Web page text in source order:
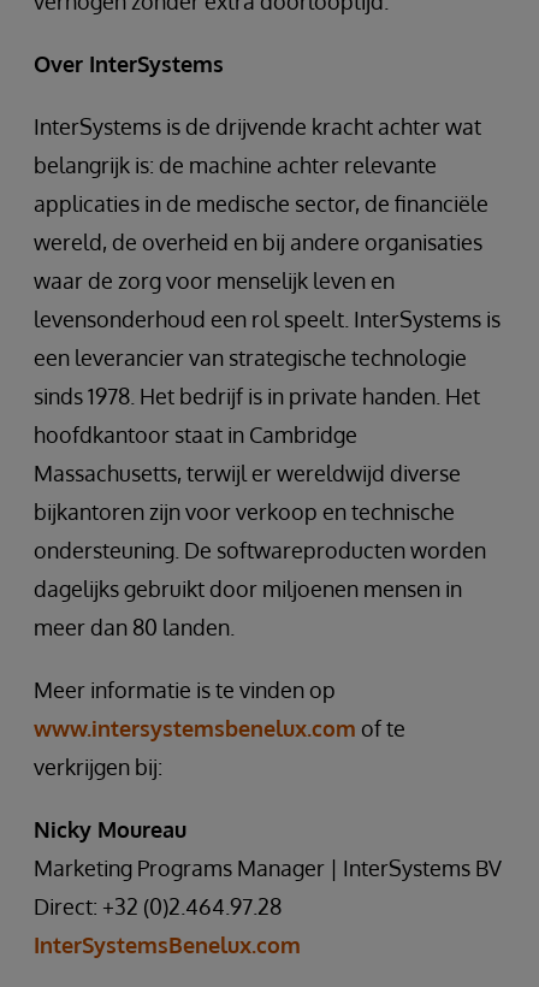
Over InterSystems
InterSystems is de drijvende kracht achter wat
belangrijk is: de machine achter relevante
applicaties in de medische sector, de financiële
wereld, de overheid en bij andere organisaties
waar de zorg voor menselijk leven en
levensonderhoud een rol speelt. InterSystems is
een leverancier van strategische technologie
sinds 1978. Het bedrijf is in private handen. Het
hoofdkantoor staat in Cambridge
Massachusetts, terwijl er wereldwijd diverse
bijkantoren zijn voor verkoop en technische
ondersteuning. De softwareproducten worden
dagelijks gebruikt door miljoenen mensen in
meer dan 80 landen.
Meer informatie is te vinden op
www.intersystemsbenelux.com of te
verkrijgen bij:
Nicky Moureau
Marketing Programs Manager | InterSystems BV
Direct: +32 (0)2.464.97.28
InterSystemsBenelux.com